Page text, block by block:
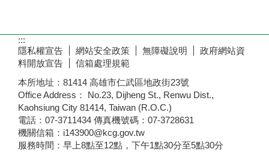
:::
隱私權宣告
網站安全政策 無障礙說明
政府網站資
料開放宣告
信箱處理規範
本所地址：81414 高雄市仁武區地政街23號
Office Address： No.23, Dijheng St., Renwu Dist.,
Kaohsiung City 81414, Taiwan (R.O.C.)
電話：07-3711434 傳真機號碼：07-3728631
機關信箱：i143900@kcg.gov.tw
服務時間：早上8點至12點，下午1點30分至5點30分